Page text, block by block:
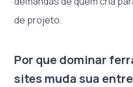
de projeto.
Por que dominar
sites muda sua